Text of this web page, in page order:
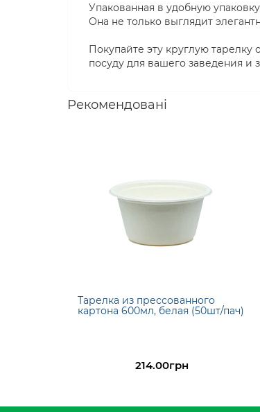
Упакованная в удобную
Она не только выглядит
Покупайте эту круглую
посуду для вашего заведения и
Рекомендовані
Тарелка из прессованного
картона 600мл, белая (50шт/пач)
214.00грн